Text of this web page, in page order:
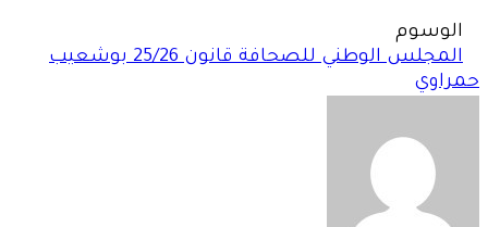
الوسوم
المجلس الوطني للصحافة قانون 25/26 بوشعيب
حمراوي